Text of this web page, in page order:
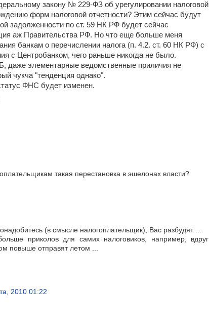
закону № 229-ФЗ об урегулировании налоговой
форм налоговой отчетности? Этим сейчас будут
задолженности по ст. 59 НК РФ будет сейчас
аж Правительства РФ. Но что еще больше меня
банкам о перечислении налога (п. 4.2. ст. 60 НК РФ) с
с Центробанком, чего раньше никогда не было.
даже элементарные ведомственные приличия не
чукча "тенденция однако".
ФНС будет изменен.
такая перестановка в эшелонах власти?
(в смысле налогоплательщик), Вас разбудят ...
приколов для самих налоговиков, например, вдруг
повыше отправят летом ...
2010 01:22